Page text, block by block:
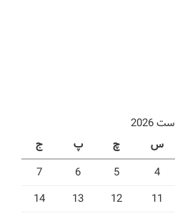
2026
س چ پ
ج
4
5
6
7
11
12
13
14